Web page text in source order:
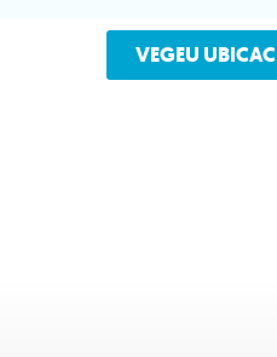
VEGEU